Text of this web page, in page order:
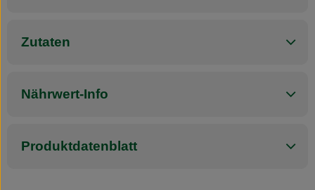
Zutaten
Nährwert-Info
Produktdatenblatt